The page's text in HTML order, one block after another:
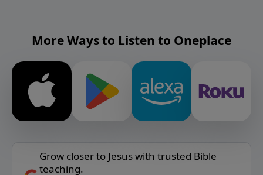
More Ways to Listen to Oneplace
Grow closer to Jesus with trusted Bible
teaching.